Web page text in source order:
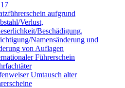
aufgrund
Verlust,
Beschädigung,
Namensänderung und
von Auflagen
Führerschein
Umtausch alter